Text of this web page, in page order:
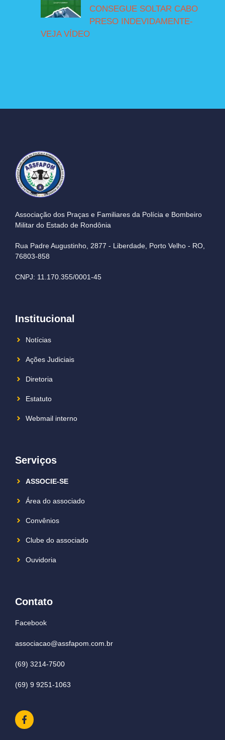
CONSEGUE SOLTAR CABO
PRESO INDEVIDAMENTE-
VEJA VÍDEO
Associação dos Praças e Familiares da Polícia e Bombeiro
Militar do Estado de Rondônia
Rua Padre Augustinho, 2877 - Liberdade, Porto Velho - RO,
76803-858
CNPJ: 11.170.355/0001-45
Institucional
Notícias
Ações Judiciais
Diretoria
Estatuto
Webmail interno
Serviços
ASSOCIE-SE
Área do associado
Convênios
Clube do associado
Ouvidoria
Contato
Facebook
associacao@assfapom.com.br
(69) 3214-7500
(69) 9 9251-1063